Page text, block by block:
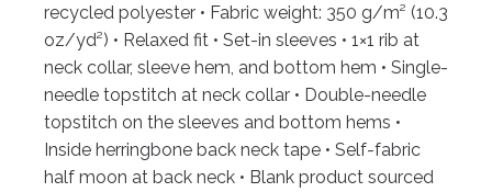
recycled polyester • Fabric weight: 350 g/m² (10.3
oz/yd²) • Relaxed fit • Set-in sleeves • 1×1 rib at
neck collar, sleeve hem, and bottom hem • Single-
needle topstitch at neck collar • Double-needle
topstitch on the sleeves and bottom hems •
Inside herringbone back neck tape • Self-fabric
half moon at back neck • Blank product sourced